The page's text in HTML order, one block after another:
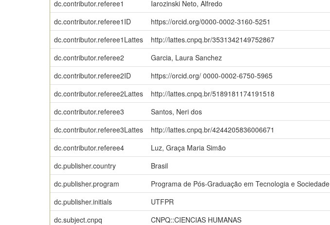
dc.contributor.referee1 Iarozinski Neto, Alfredo
dc.contributor.referee1ID
https://orcid.org/0000-0002-3160-5251
dc.contributor.referee1Lattes
http://lattes.cnpq.br/3531342149752867
dc.contributor.referee2
Garcia, Laura Sanchez
dc.contributor.referee2ID
https://orcid.org/ 0000-0002-6750-5965
dc.contributor.referee2Lattes
http://lattes.cnpq.br/5189181174191518
dc.contributor.referee3
Santos, Neri dos
dc.contributor.referee3Lattes
http://lattes.cnpq.br/4244205836006671
dc.contributor.referee4
Luz, Graça Maria Simão
dc.publisher.country
Brasil
dc.publisher.program
Programa de Pós-Graduação em Tecnologia e Sociedade
dc.publisher.initials
UTFPR
dc.subject.cnpq
CNPQ::CIENCIAS HUMANAS